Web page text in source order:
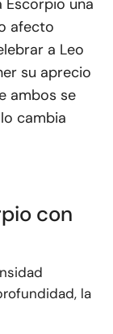
Escorpio una
afecto
a Leo
su aprecio
ambos se
cambia
con
la